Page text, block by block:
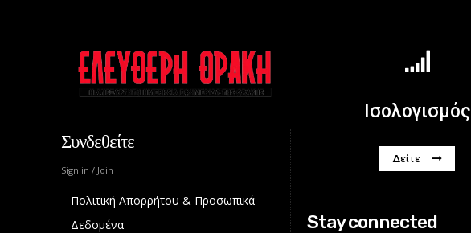
Συνδεθείτε
Sign in / Join
Πολιτική Απορρήτου & Προσωπικά
Δεδομένα
Ισολογισμός
Δείτε
Stay connected